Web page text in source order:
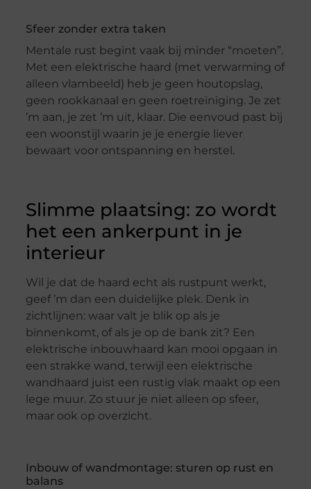
Sfeer zonder extra taken
Mentale rust begint vaak bij minder “moeten”.
Met een elektrische haard (met verwarming of
alleen vlambeeld) heb je geen houtopslag,
geen rookkanaal en geen roetreiniging. Je zet
’m aan, je zet ’m uit, klaar. Die eenvoud past bij
een woonstijl waarin je je energie liever
bewaart voor ontspanning en herstel.
Slimme plaatsing: zo wordt
het een ankerpunt in je
interieur
Wil je dat de haard echt als rustpunt werkt,
geef ’m dan een duidelijke plek. Denk in
zichtlijnen: waar valt je blik op als je
binnenkomt, of als je op de bank zit? Een
elektrische inbouwhaard kan mooi opgaan in
een strakke wand, terwijl een elektrische
wandhaard juist een rustig vlak maakt op een
lege muur. Zo stuur je niet alleen op sfeer,
maar ook op overzicht.
Inbouw of wandmontage: sturen op rust en
balans